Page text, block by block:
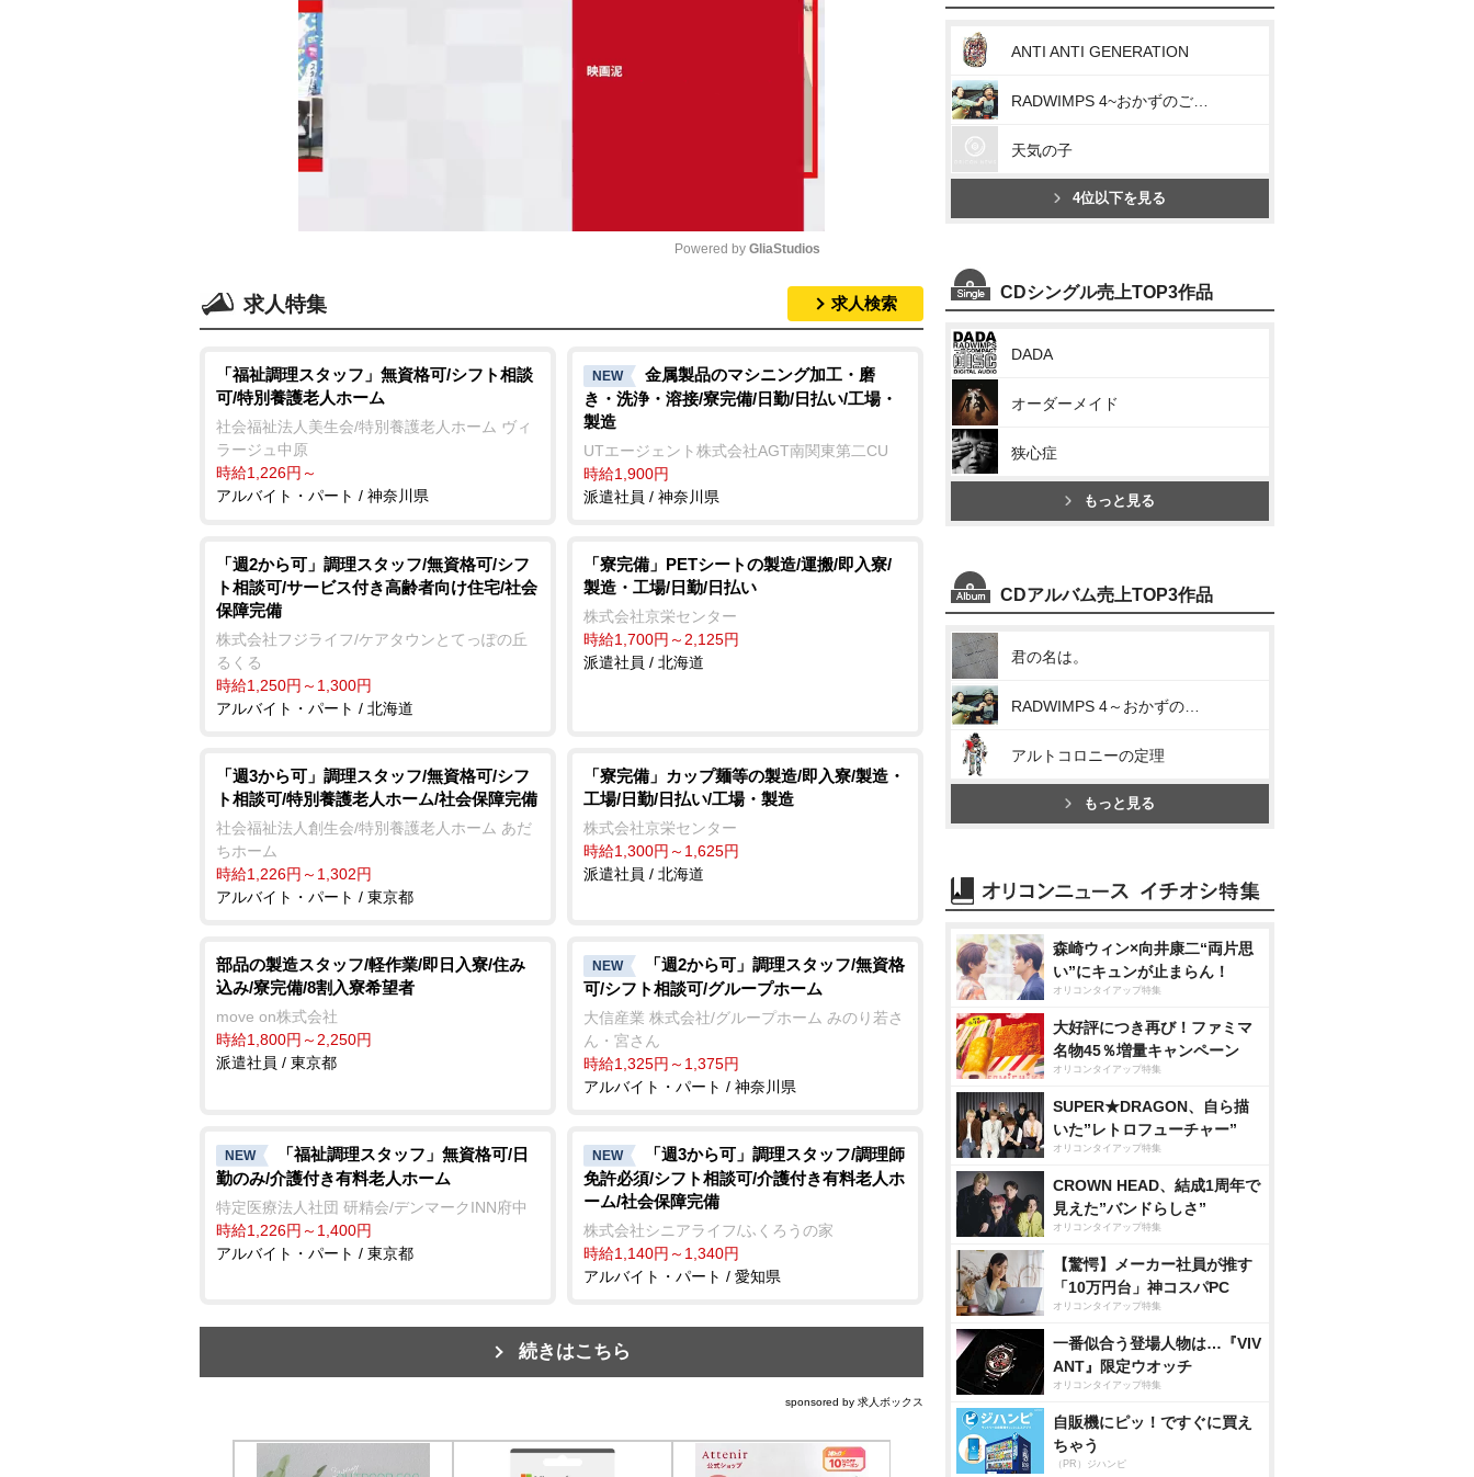
t
e
Powered by GliaStudios
求人特集 求人検索
「福祉調理スタッフ」無資格可/シフト相談
可/特別養護老人ホーム
社会福祉法人美生会/特別養護老人ホーム ヴィ
ラージュ中原
時給1,226円～
アルバイト・パート / 神奈川県
NEW
金属製品のマシニング加工・磨
き・洗浄・溶接/寮完備/日勤/日払い/工場・
製造
UTエージェント株式会社AGT南関東第二CU
時給1,900円
派遣社員 / 神奈川県
「週2から可」調理スタッフ/無資格可/シフ
ト相談可/サービス付き高齢者向け住宅/社会
保障完備
株式会社フジライフ/ケアタウンとてっぽの丘
るくる
時給1,250円～1,300円
アルバイト・パート / 北海道
「寮完備」PETシートの製造/運搬/即入寮/
製造・工場/日勤/日払い
株式会社京栄センター
時給1,700円～2,125円
派遣社員 / 北海道
「週3から可」調理スタッフ/無資格可/シフ
ト相談可/特別養護老人ホーム/社会保障完備
社会福祉法人創生会/特別養護老人ホーム あだ
ちホーム
時給1,226円～1,302円
アルバイト・パート / 東京都
「寮完備」カップ麺等の製造/即入寮/製造・
工場/日勤/日払い/工場・製造
株式会社京栄センター
時給1,300円～1,625円
派遣社員 / 北海道
部品の製造スタッフ/軽作業/即日入寮/住み
込み/寮完備/8割入寮希望者
move on株式会社
時給1,800円～2,250円
派遣社員 / 東京都
NEW
「週2から可」調理スタッフ/無資格
可/シフト相談可/グループホーム
大信産業 株式会社/グループホーム みのり若さ
ん・宮さん
時給1,325円～1,375円
アルバイト・パート / 神奈川県
NEW
「福祉調理スタッフ」無資格可/日
勤のみ/介護付き有料老人ホーム
特定医療法人社団 研精会/デンマークINN府中
時給1,226円～1,400円
アルバイト・パート / 東京都
NEW
「週3から可」調理スタッフ/調理師
免許必須/シフト相談可/介護付き有料老人ホ
ーム/社会保障完備
株式会社シニアライフ/ふくろうの家
時給1,140円～1,340円
アルバイト・パート / 愛知県
続きはこちら
sponsored by 求人ボックス
ANTI ANTI GENERATION
天気の子
4位以下を見る
CDシングル売上TOP3作品
DADA
オーダーメイド
狭心症
もっと見る
CDアルバム売上TOP3作品
君の名は。
アルトコロニーの定理
もっと見る
森崎ウィン×向井康二“両片思
い”にキュンが止まらん！
オリコンタイアップ特集
大好評につき再び！ファミマ
名物45％増量キャンペーン
オリコンタイアップ特集
SUPER★DRAGON、自ら描
いた”レトロフューチャー”
オリコンタイアップ特集
CROWN HEAD、結成1周年で
見えた”バンドらしさ”
オリコンタイアップ特集
【驚愕】メーカー社員が推す
「10万円台」神コスパPC
オリコンタイアップ特集
一番似合う登場人物は…『VIV
ANT』限定ウオッチ
オリコンタイアップ特集
自販機にピッ！ですぐに買え
ちゃう
（PR）ジハンピ